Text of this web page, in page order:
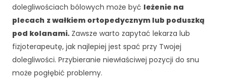
dolegliwościach bólowych może być leżenie na
plecach z wałkiem ortopedycznym lub poduszką
pod kolanami. Zawsze warto zapytać lekarza lub
fizjoterapeutę, jak najlepiej jest spać przy Twojej
dolegliwości. Przybieranie niewłaściwej pozycji do snu
może pogłębić problemy.
rz
u
s
z
t
e